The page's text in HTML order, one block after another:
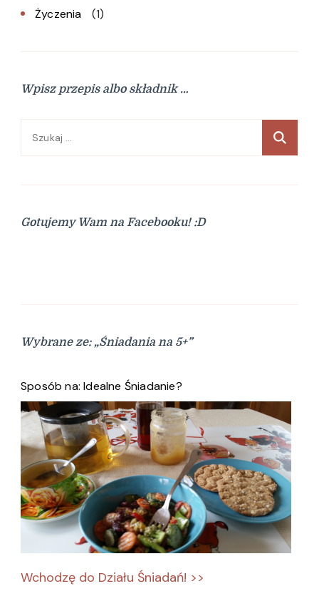
Życzenia (1)
Wpisz przepis albo składnik …
Szukaj:
Gotujemy Wam na Facebooku! :D
Wybrane ze: „Śniadania na 5+”
Sposób na: Idealne Śniadanie?
Wchodzę do Działu Śniadań! >>